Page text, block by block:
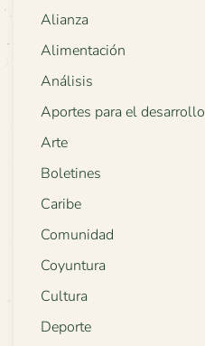
Alianza
Alimentación
Análisis
Aportes para el desarrollo
Arte
Boletines
Caribe
Comunidad
Coyuntura
Cultura
Deporte